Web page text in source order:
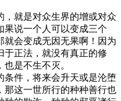
就是对众生界的增或对众
果说一个人可以变成三个
就会变成无因无果啊！因为
于正法，就没有真正的修
是不生不灭。
件，将来会升天或是沦堕
那这一世所行的种种善行也